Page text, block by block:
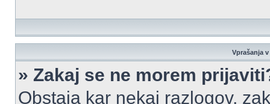
Vprašanja
» Zakaj se ne morem
Obstaja kar nekaj razlogov,